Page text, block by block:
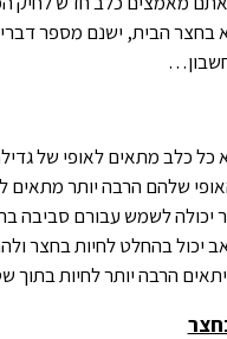
בחצר הבית, ישנם מספר
כל כלב מתאים לאופי של
שלהם הרבה יותר מתאים
יכולה לשמש עבורם סביבה
יכול בהחלט לחיות בחצר
יתאים הרבה יותר לחיות בתוך